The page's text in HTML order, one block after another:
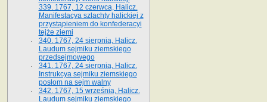
339. 1767, 12 czerwca, Halicz.
Manifestacya szlachty halickiej z
przystąpieniem do konfederacyi
tejże ziemi
340. 1767, 24 sierpnia, Halicz.
Laudum sejmiku ziemskiego
przedsejmowego
341. 1767, 24 sierpnia, Halicz.
Instrukcya sejmiku ziemskiego
posłom na sejm walny
342. 1767, 15 września, Halicz.
Laudum sejmiku ziemskiego